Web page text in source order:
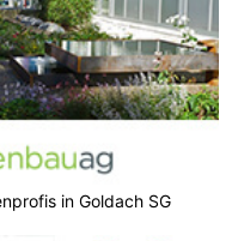
in Goldach SG